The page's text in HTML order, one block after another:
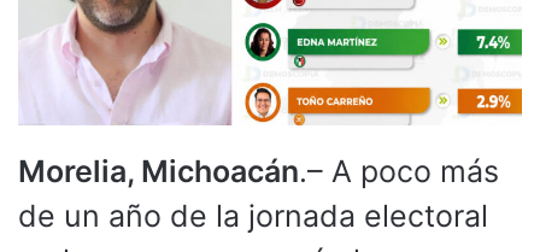
Morelia, Michoacán.– A poco más
de un año de la jornada electoral